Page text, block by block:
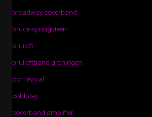
broadway coverband
bruce springsteen
bruiloft
bruiloftband groningen
ccr revival
coldplay
coverband amplifier